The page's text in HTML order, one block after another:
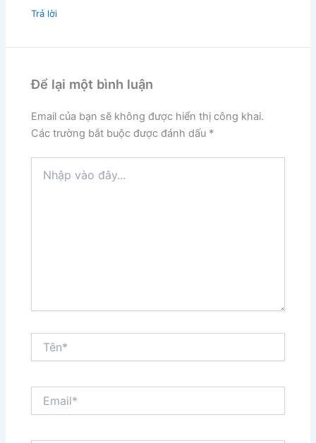
Trả lời
Để lại một bình luận
Email của bạn sẽ không được hiển thị công khai.
Các trường bắt buộc được đánh dấu *
vào